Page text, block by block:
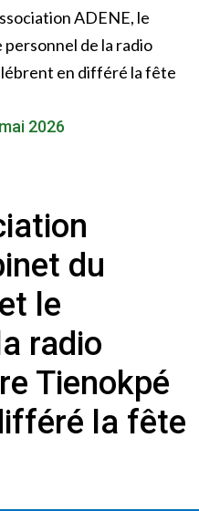
ADENE, le
de la radio
en différé la fête
2026
du
le
radio
Tienokpé
la fête